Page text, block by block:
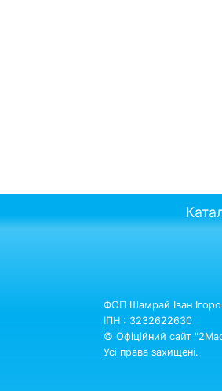
ФОП Шамрай Іван
ІПН : 3232622630
© Офіційний сайт
Усі права захищені.